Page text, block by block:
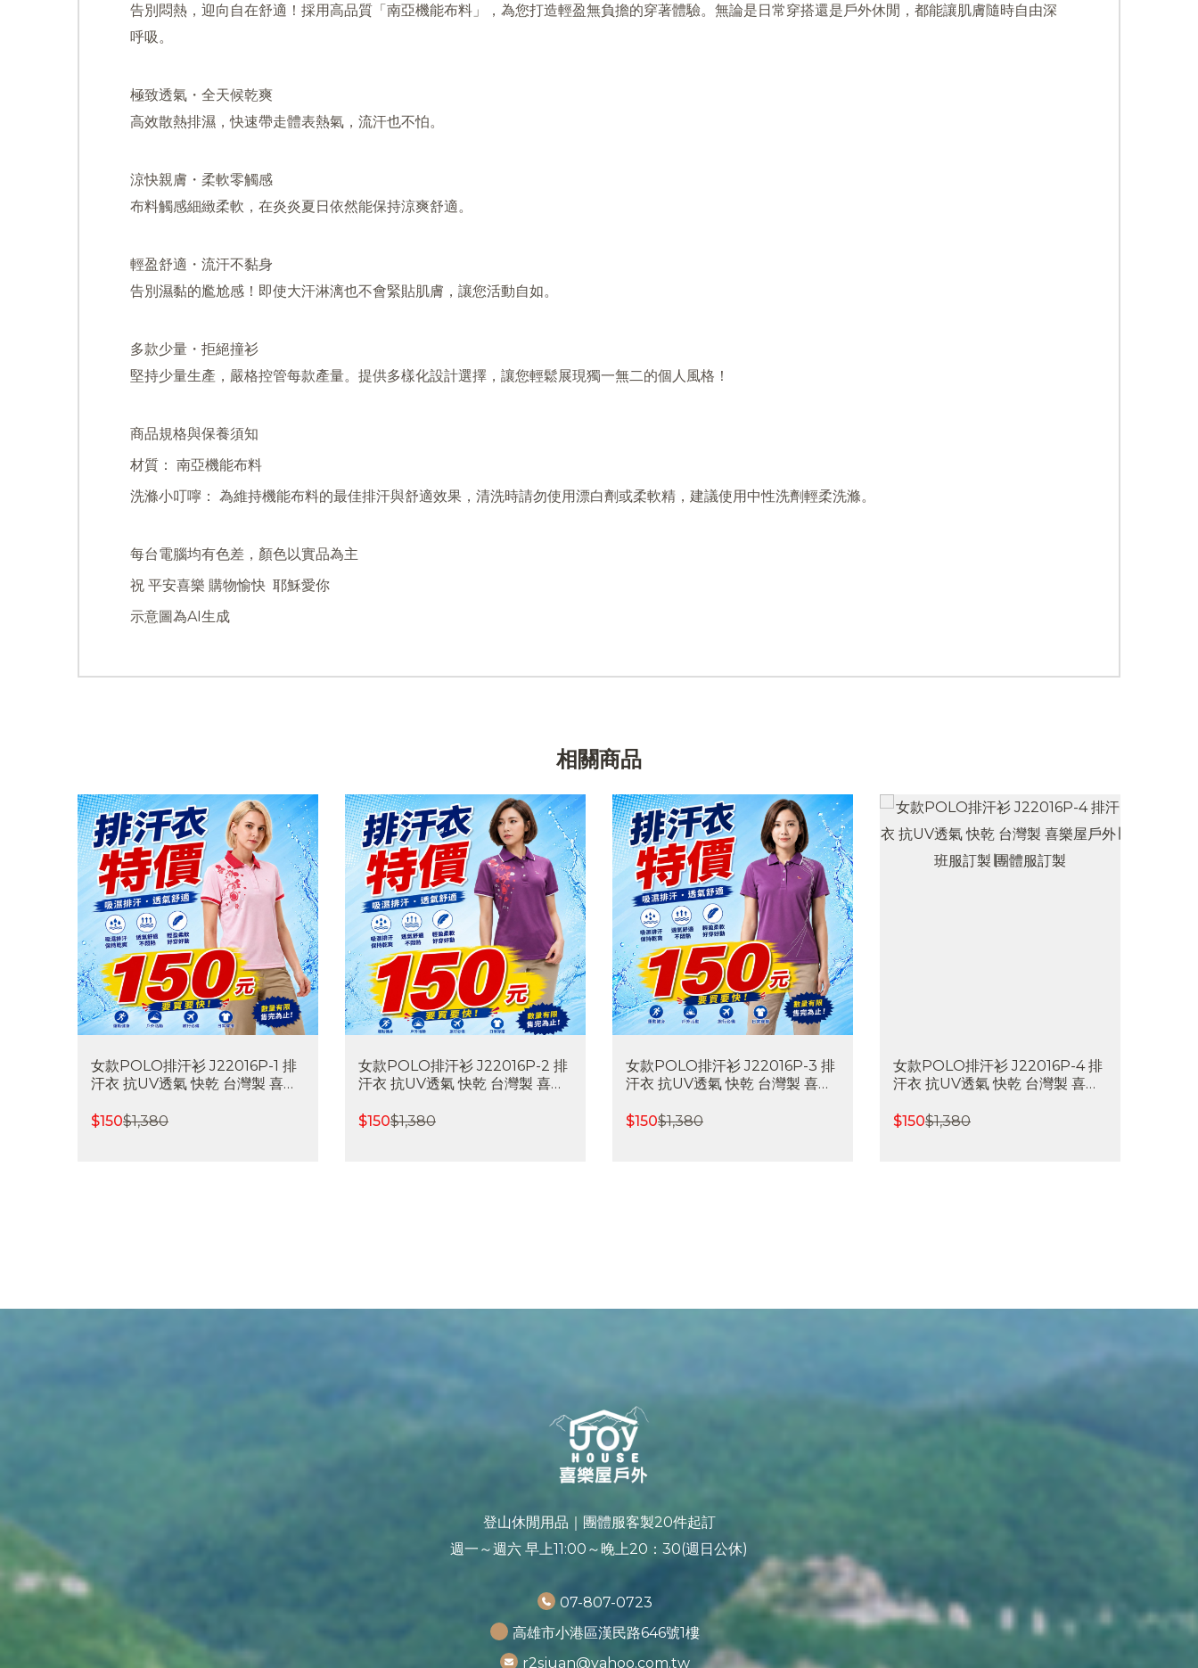
告別悶熱，迎向自在舒適！採用高品質「南亞機能布料」，為您打造輕盈無負擔的穿著體驗。無論是日常穿搭還是戶外休閒，都能讓肌膚隨時自由深
呼吸。
極致透氣・全天候乾爽
高效散熱排濕，快速帶走體表熱氣，流汗也不怕。
涼快親膚・柔軟零觸感
布料觸感細緻柔軟，在炎炎夏日依然能保持涼爽舒適。
輕盈舒適・流汗不黏身
告別濕黏的尷尬感！即使大汗淋漓也不會緊貼肌膚，讓您活動自如。
多款少量・拒絕撞衫
堅持少量生產，嚴格控管每款產量。提供多樣化設計選擇，讓您輕鬆展現獨一無二的個人風格！
商品規格與保養須知
材質： 南亞機能布料
洗滌小叮嚀： 為維持機能布料的最佳排汗與舒適效果，清洗時請勿使用漂白劑或柔軟精，建議使用中性洗劑輕柔洗滌。
每台電腦均有色差，顏色以實品為主
祝 平安喜樂 購物愉快 耶穌愛你
示意圖為AI生成
相關商品
女款POLO排汗衫 J22016P-1 排
汗衣 抗UV透氣 快乾 台灣製 喜樂
$150$1,380
女款POLO排汗衫 J22016P-2 排
汗衣 抗UV透氣 快乾 台灣製 喜樂
$150$1,380
女款POLO排汗衫 J22016P-3 排
汗衣 抗UV透氣 快乾 台灣製 喜樂
$150$1,380
女款POLO排汗衫 J22016P-4 排
汗衣 抗UV透氣 快乾 台灣製 喜樂
$150$1,380
登山休閒用品｜團體服客製20件起訂
週一～週六 早上11:00～晚上20：30(週日公休)
07-807-0723
高雄市小港區漢民路646號1樓
r2sjuan@yahoo.com.tw